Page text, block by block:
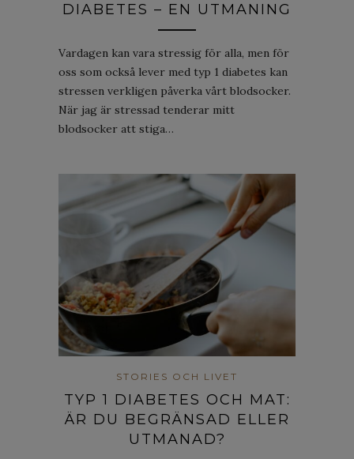
DIABETES – EN UTMANING
Vardagen kan vara stressig för alla, men för
oss som också lever med typ 1 diabetes kan
stressen verkligen påverka vårt blodsocker.
När jag är stressad tenderar mitt
blodsocker att stiga…
STORIES OCH LIVET
TYP 1 DIABETES OCH MAT:
ÄR DU BEGRÄNSAD ELLER
UTMANAD?